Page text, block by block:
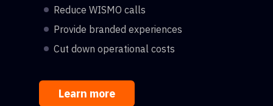
Reduce WISMO calls
Provide branded experiences
Cut down operational costs
Learn more